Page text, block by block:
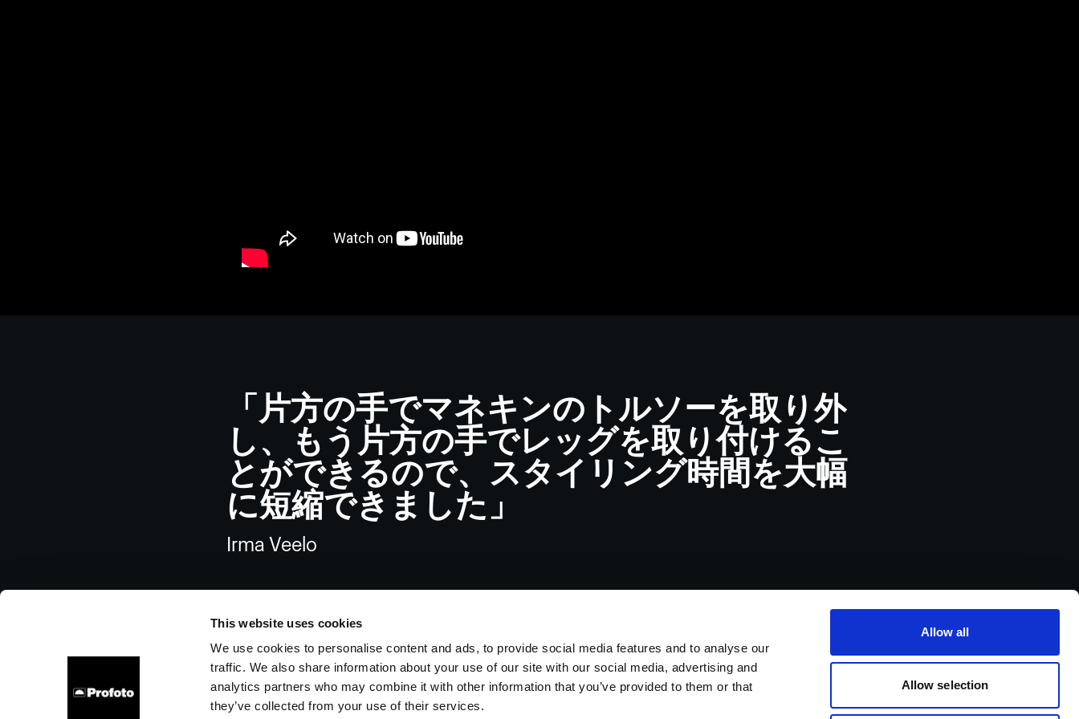
This website uses cookies
We use cookies to personalise content and ads, to provide social media features and to analyse our
traffic. We also share information about your use of our site with our social media, advertising and
analytics partners who may combine it with other information that you’ve provided to them or that
they’ve collected from your use of their services.
Allow all
Allow selection
「片方の手でマネキンのトルソーを取り外
し、もう片方の手でレッグを取り付けるこ
とができるので、スタイリング時間を大幅
に短縮できました」
Irma Veelo
会社概要 お問い合わせ サポート 採用情報 プレス 投資家の皆様へ Share the Light